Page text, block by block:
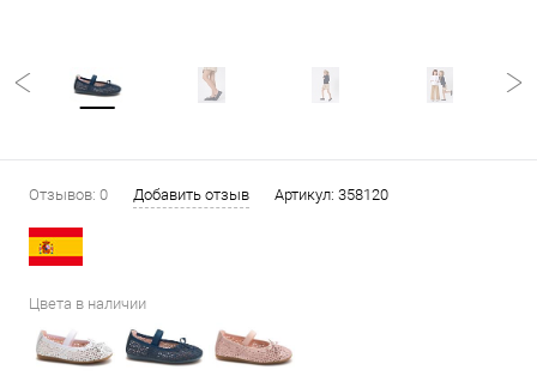
Отзывов: 0 Добавить отзыв Артикул: 358120
Цвета в наличии